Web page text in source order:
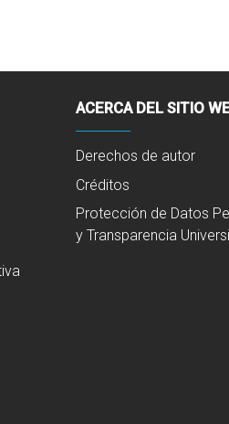
ACERCA DEL SITIO
Derechos de autor
Créditos
Protección de Datos
y Transparencia